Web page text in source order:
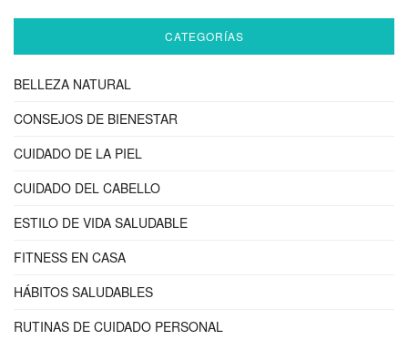
CATEGORÍAS
BELLEZA NATURAL
CONSEJOS DE BIENESTAR
CUIDADO DE LA PIEL
CUIDADO DEL CABELLO
ESTILO DE VIDA SALUDABLE
FITNESS EN CASA
HÁBITOS SALUDABLES
RUTINAS DE CUIDADO PERSONAL